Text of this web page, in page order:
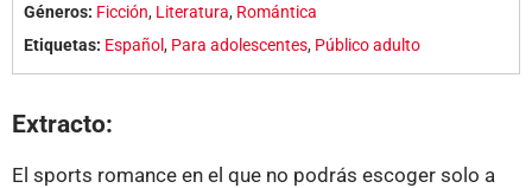
Géneros: Ficción, Literatura, Romántica
Etiquetas: Español, Para adolescentes, Público adulto
Extracto:
El sports romance en el que no podrás escoger solo a